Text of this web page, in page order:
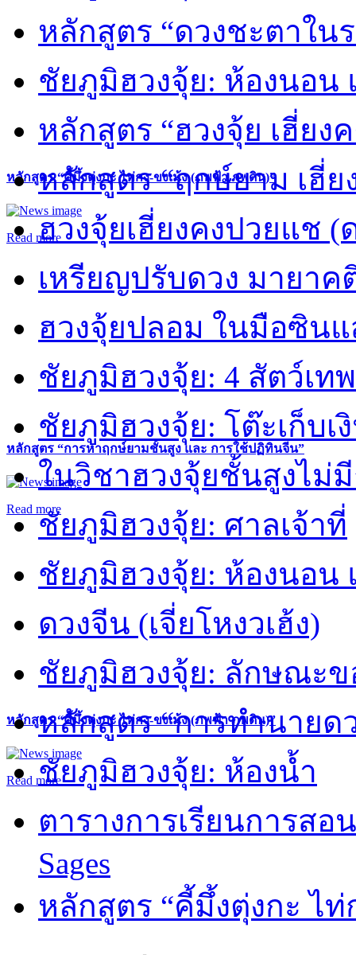
หลักสูตร “คี้มึ้งตุ่งกะ ไท่กง-ขงเม้ง (ภพฟ้า ภพดิน)”
Read more
หลักสูตร “การหาฤกษ์ยามชั้นสูง และ การใช้ปฏิทินจีน”
Read more
หลักสูตร “คี้มึ้งตุ่งกะ ไท่กง-ขงเม้ง (ภพฟ้า ภพดิน)”
Read more
หลักสูตร “ดวงชะตาใน
ชัยภูมิฮวงจุ้ย: ห้องนอน
หลักสูตร “ฮวงจุ้ย เฮี่ยง
หลักสูตร “ฤกษ์ยาม เฮี่ย
ฮวงจุ้ยเฮี่ยงคงปวยแช (
เหรียญปรับดวง มายา
ฮวงจุ้ยปลอม ในมือซิน
ชัยภูมิฮวงจุ้ย: 4 สัตว์เทพ
ชัยภูมิฮวงจุ้ย: โต๊ะเก็บเ
ในวิชาฮวงจุ้ยชั้นสูงไม่
ชัยภูมิฮวงจุ้ย: ศาลเจ้าที่
ชัยภูมิฮวงจุ้ย: ห้องนอน
ดวงจีน (เจี่ยโหงวเฮ้ง)
ชัยภูมิฮวงจุ้ย: ลักษณะ
หลักสูตร “การทำนายด
ชัยภูมิฮวงจุ้ย: ห้องน้ำ
ตารางการเรียนการส
Sages
หลักสูตร “คี้มึ้งตุ่งกะ ไ